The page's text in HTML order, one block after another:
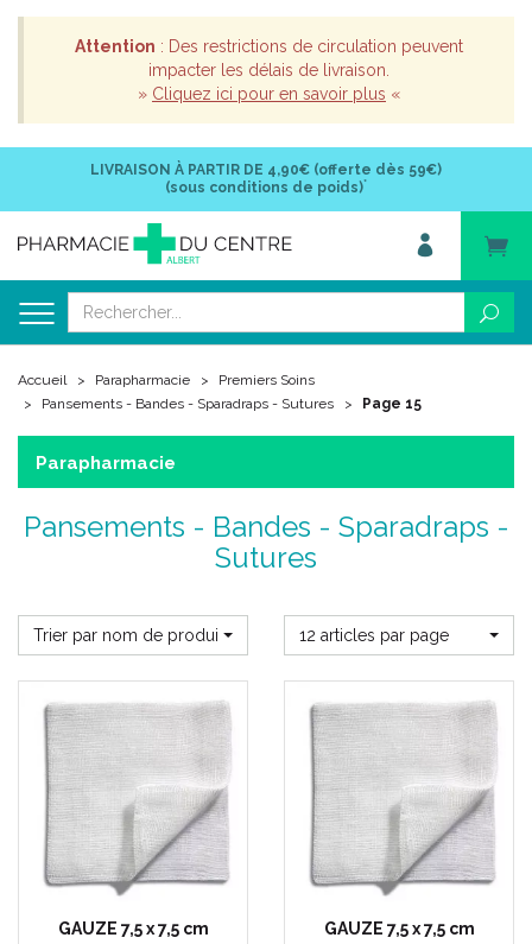
Attention : Des restrictions de circulation peuvent
impacter les délais de livraison.
» Cliquez ici pour en savoir plus «
LIVRAISON À PARTIR DE 4,90€ (offerte dès 59€)
(sous conditions de poids)*
Accueil Parapharmacie
Premiers Soins
Pansements - Bandes - Sparadraps - Sutures
Page 15
Parapharmacie
Pansements - Bandes - Sparadraps -
Sutures
Trier par nom de produit 12 articles par page
GAUZE 7,5 x 7,5 cm
GAUZE 7,5 x 7,5 cm